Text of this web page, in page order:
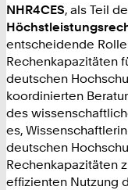
NHR4CES, als Teil
entscheidende
Rechenkapazitäten
deutschen
koordinierten
des
es,
deutschen
Rechenkapazitäten
effizienten Nutzung